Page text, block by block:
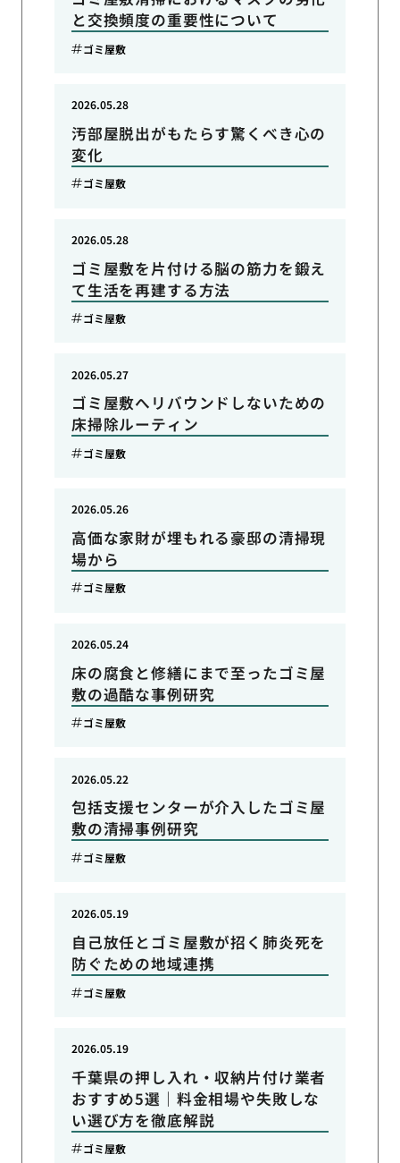
と交換頻度の重要性について
ゴミ屋敷
汚部屋脱出がもたらす驚くべき心の
変化
2026.05.28
ゴミ屋敷
ゴミ屋敷を片付ける脳の筋力を鍛え
て生活を再建する方法
2026.05.28
ゴミ屋敷
ゴミ屋敷へリバウンドしないための
床掃除ルーティン
2026.05.27
ゴミ屋敷
高価な家財が埋もれる豪邸の清掃現
場から
2026.05.26
ゴミ屋敷
床の腐食と修繕にまで至ったゴミ屋
敷の過酷な事例研究
2026.05.24
ゴミ屋敷
包括支援センターが介入したゴミ屋
敷の清掃事例研究
2026.05.22
ゴミ屋敷
自己放任とゴミ屋敷が招く肺炎死を
防ぐための地域連携
2026.05.19
ゴミ屋敷
千葉県の押し入れ・収納片付け業者
おすすめ5選｜料金相場や失敗しな
い選び方を徹底解説
2026.05.19
ゴミ屋敷